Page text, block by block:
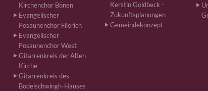
Kirchenchor Bönen
Evangelischer
Posaunenchor Flierich
Evangelischer
Posaunenchor West
Gitarrenkreis der Alten
Kirche
Gitarrenkreis des
Bodelschwingh-Hauses
Kerstin Goldbeck -
Zukunftsplanungen
Gemeindekonzept